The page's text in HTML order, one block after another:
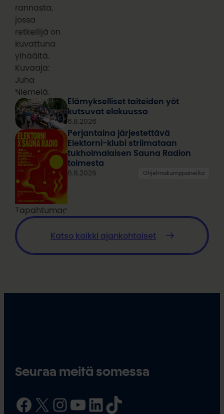
rannasta,
jossa
retkeilijä on
kuvattuna
ylhäältä.
Kuvaaja:
Juha
Niemelä.
Elämykselliset taiteiden yöt
kutsuvat elokuussa
6.8.2026
Tapahtumagrafiikka
Perjantaina järjestettävä
Elektorni-klubi striimataan
tukholmalaisen Sauna Radion
toimesta
6.8.2026 Ohjelmakumppaneilta
Katso kaikki ajankohtaiset
Seuraa meitä somessa
Facebook X InstagramYouTube LinkedIn TikTok